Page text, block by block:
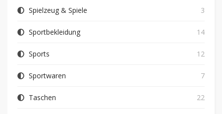
Spielzeug & Spiele 3
Sportbekleidung 14
Sports 12
Sportwaren 7
Taschen 22